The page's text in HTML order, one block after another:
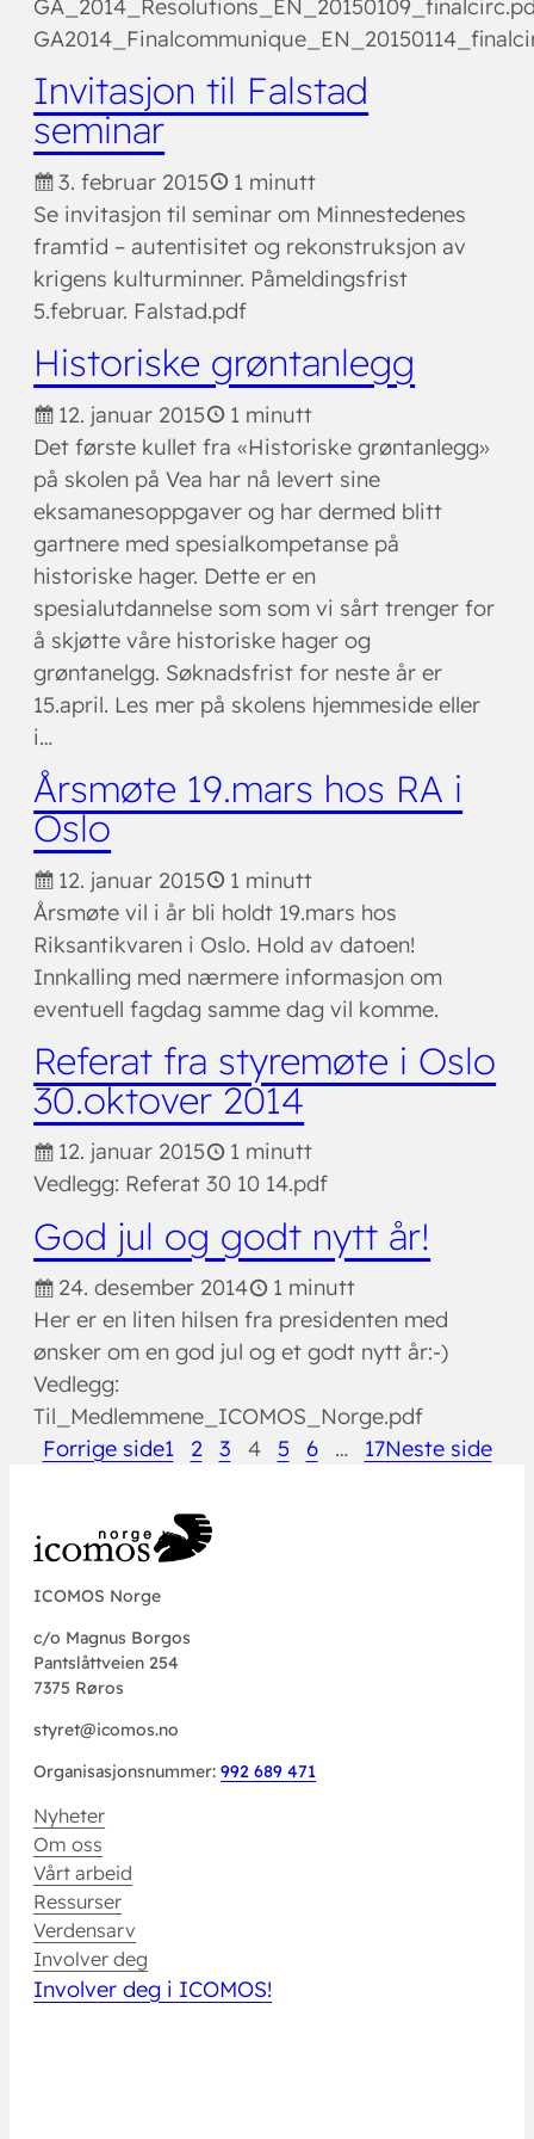
Invitasjon til Falstad
seminar
3. februar 2015
1 minutt
Se invitasjon til seminar om Minnestedenes
framtid – autentisitet og rekonstruksjon av
krigens kulturminner. Påmeldingsfrist
5.februar. Falstad.pdf
Historiske grøntanlegg
12. januar 2015
1 minutt
Det første kullet fra «Historiske grøntanlegg»
på skolen på Vea har nå levert sine
eksamanesoppgaver og har dermed blitt
gartnere med spesialkompetanse på
historiske hager. Dette er en
spesialutdannelse som som vi sårt trenger for
å skjøtte våre historiske hager og
grøntanelgg. Søknadsfrist for neste år er
15.april. Les mer på skolens hjemmeside eller
i…
Årsmøte 19.mars hos RA i
Oslo
12. januar 2015
1 minutt
Årsmøte vil i år bli holdt 19.mars hos
Riksantikvaren i Oslo. Hold av datoen!
Innkalling med nærmere informasjon om
eventuell fagdag samme dag vil komme.
Referat fra styremøte i Oslo
30.oktover 2014
12. januar 2015
1 minutt
Vedlegg: Referat 30 10 14.pdf
God jul og godt nytt år!
24. desember 2014
1 minutt
Her er en liten hilsen fra presidenten med
ønsker om en god jul og et godt nytt år:-)
Vedlegg:
Til_Medlemmene_ICOMOS_Norge.pdf
Forrige side1 2 3 4 5 6 … 17Neste side
ICOMOS Norge
c/o Magnus Borgos
Pantslåttveien 254
7375 Røros
styret@icomos.no
Organisasjonsnummer:992 689 471
Nyheter
Om oss
Vårt arbeid
Ressurser
Verdensarv
Involver deg
Involver deg i ICOMOS!